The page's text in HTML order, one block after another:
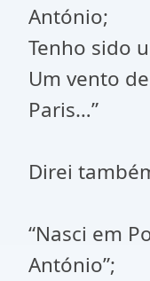
António;
Tenho sido
Um vento
Paris…”
Direi
“Nasci em
António”;